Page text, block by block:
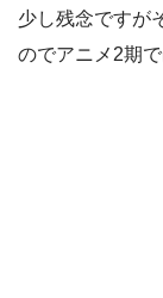
少し残念ですが
のでアニメ2期